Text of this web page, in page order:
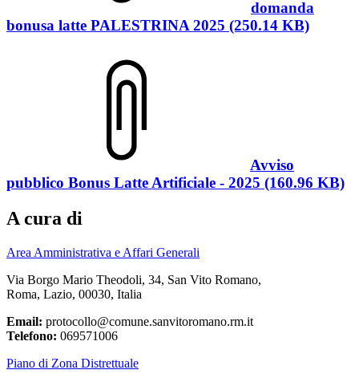
domanda
bonusa latte PALESTRINA 2025 (250.14 KB)
Avviso
pubblico Bonus Latte Artificiale - 2025 (160.96 KB)
A cura di
Area Amministrativa e Affari Generali
Via Borgo Mario Theodoli, 34, San Vito Romano,
Roma, Lazio, 00030, Italia
Email: protocollo@comune.sanvitoromano.rm.it
Telefono: 069571006
Piano di Zona Distrettuale